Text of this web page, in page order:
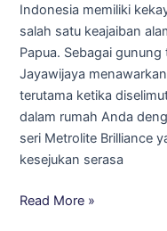
Indonesia memiliki
salah satu keajaiban
Papua. Sebagai
Jayawijaya
terutama ketika
dalam rumah Anda
seri Metrolite Brilliance
kesejukan serasa
Papua
di
Hunian
Anda
Read More »